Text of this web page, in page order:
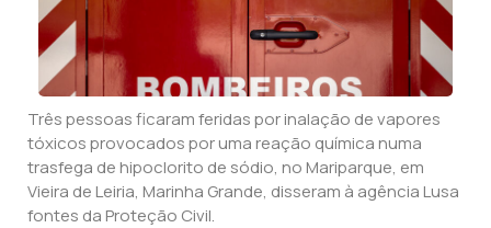
Três pessoas ficaram feridas por inalação de vapores
tóxicos provocados por uma reação química numa
trasfega de hipoclorito de sódio, no Mariparque, em
Vieira de Leiria, Marinha Grande, disseram à agência Lusa
fontes da Proteção Civil.